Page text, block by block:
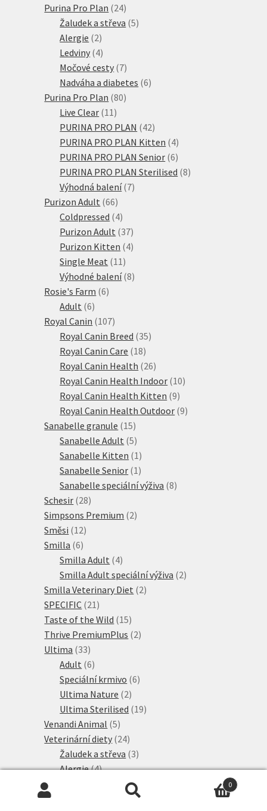
Purina Pro Plan 2424
produktů
Žaludek a střeva 55
Alergie 22
produkty
Ledviny 44
produkty
Močové cesty 77
produktů
Nadváha a diabetes 66
Purina Pro Plan 8080
Live Clear 11 11
produktů
PURINA PRO PLAN 4242
produktů
PURINA PRO PLAN Kitten 44
produkty
PURINA PRO PLAN Senior 66
produktů
PURINA PRO PLAN Sterilised 88
Výhodná balení 77
Purizon Adult 6666
produktů
Coldpressed 44
produkty
Purizon Adult 3737
produktů
Purizon Kitten 44
Single Meat 11 11
produktů
Výhodné balení 88
Rosie's Farm 66
Adult 66
produktů
Royal Canin 107107
produktů
Royal Canin Breed 3535
Royal Canin Care 1818
produktů
Royal Canin Health 2626
produktů
Royal Canin Health Indoor 1010
Royal Canin Health Kitten 99
produktů
Royal Canin Health Outdoor 99
Sanabelle granule 1515
produktů
Sanabelle Adult 55
produktů
Sanabelle Kitten 1 1
produkt
Sanabelle Senior 1 1
produkt
Sanabelle speciální výživa 88
Schesir 2828
produktů
Simpsons Premium 22
Směsi 1212
Smilla 66
produktů
Smilla Adult 44
produkty
Smilla Adult speciální výživa 22
Smilla Veterinary Diet 22
SPECIFIC 21 21
produktů
Taste of the Wild 1515
produktů
Thrive PremiumPlus 22
Ultima 3333
produktů
Adult 66
produktů
Speciální krmivo 66
Ultima Nature 22
produkty
Ultima Sterilised 1919
Venandi Animal 55
produktů
Veterinární diety 2424
produktů
Žaludek a střeva 33
produkty
Alergie 44
produkty
produkty
0